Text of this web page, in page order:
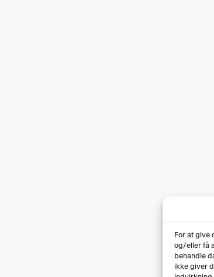
For at give
og/eller få
behandle
ikke giver